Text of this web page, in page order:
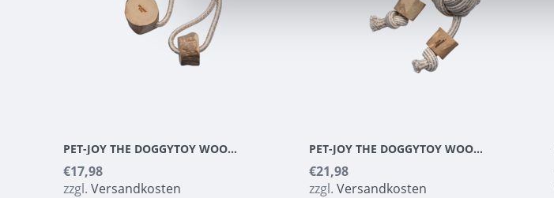
PET-JOY THE DOGGYTOY WOODIES N6
€17,98
zzgl.Versandkosten
PET-JOY THE DOGGYTOY WOODIES N7
€21,98
zzgl.Versandkosten